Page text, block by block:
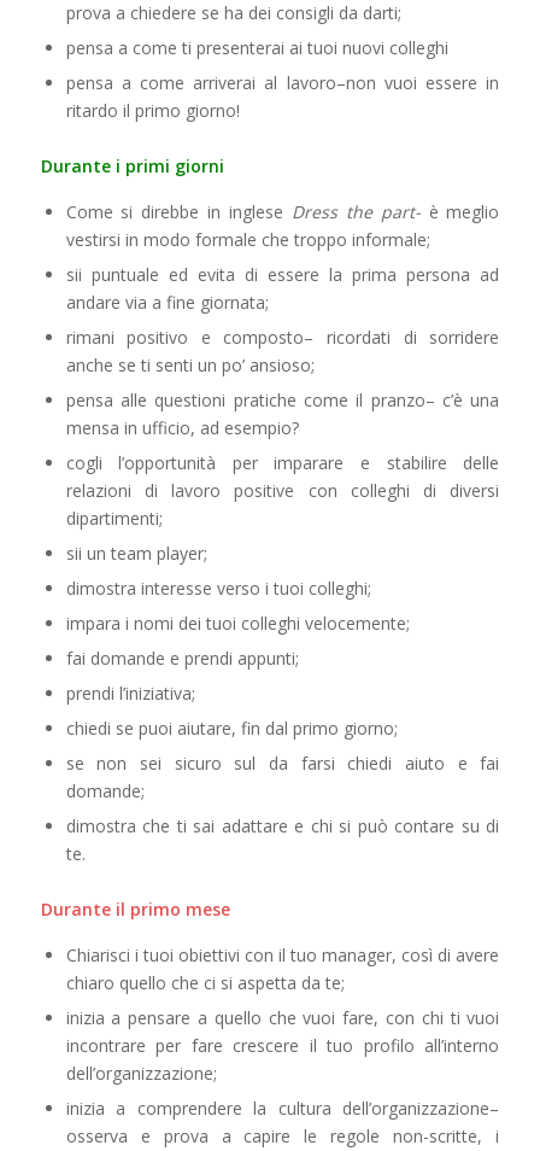
prova a chiedere se ha dei consigli da darti;
pensa a come ti presenterai ai tuoi nuovi colleghi
pensa a come arriverai al lavoro–non vuoi essere in
ritardo il primo giorno!
Durante i primi giorni
Come si direbbe in inglese Dress the part-è meglio
vestirsi in modo formale che troppo informale;
sii puntuale ed evita di essere la prima persona ad
andare via a fine giornata;
rimani positivo e composto– ricordati di sorridere
anche se ti senti un po’ ansioso;
pensa alle questioni pratiche come il pranzo– c’è una
mensa in ufficio, ad esempio?
cogli l’opportunità per imparare e stabilire delle
relazioni di lavoro positive con colleghi di diversi
dipartimenti;
sii un team player;
dimostra interesse verso i tuoi colleghi;
impara i nomi dei tuoi colleghi velocemente;
fai domande e prendi appunti;
prendi l’iniziativa;
chiedi se puoi aiutare, fin dal primo giorno;
se non sei sicuro sul da farsi chiedi aiuto e fai
domande;
dimostra che ti sai adattare e chi si può contare su di
te.
Durante il primo mese
Chiarisci i tuoi obiettivi con il tuo manager, così di avere
chiaro quello che ci si aspetta da te;
inizia a pensare a quello che vuoi fare, con chi ti vuoi
incontrare per fare crescere il tuo profilo all’interno
dell’organizzazione;
inizia a comprendere la cultura dell’organizzazione–
osserva e prova a capire le regole non-scritte, i